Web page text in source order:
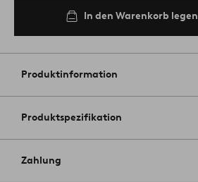
In den Warenkorb legen
Produktinformation
Produktspezifikation
Zahlung